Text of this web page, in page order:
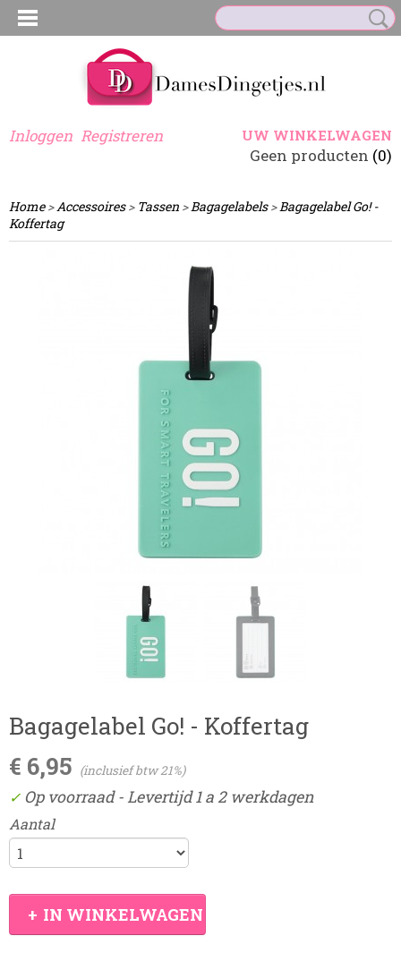
Inloggen Registreren UW WINKELWAGEN
Geen producten (0)
Home>Accessoires> Tassen >Bagagelabels>Bagagelabel Go! -
Koffertag
Bagagelabel Go! - Koffertag
€ 6,95 (inclusief btw 21%)
✓ Op voorraad- Levertijd 1 a 2 werkdagen
Aantal
IN WINKELWAGEN